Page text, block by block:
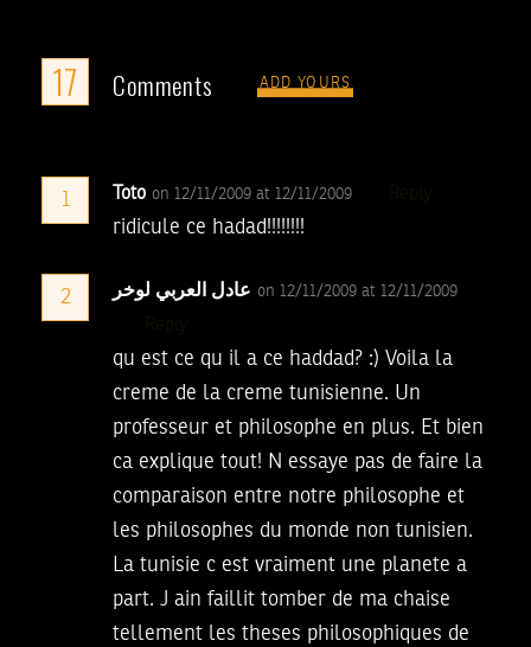
17 Comments ADD YOURS
1 Toto on 12/11/2009 at 12/11/2009
ridicule ce hadad!!!!!!!!
2 عادل العربي لوخر on 12/11/2009 at 12/11/2009
qu est ce qu il a ce haddad? :) Voila la
creme de la creme tunisienne. Un
professeur et philosophe en plus. Et bien
ca explique tout! N essaye pas de faire la
comparaison entre notre philosophe et
les philosophes du monde non tunisien.
La tunisie c est vraiment une planete a
part. J ain faillit tomber de ma chaise
tellement les theses philosophiques de